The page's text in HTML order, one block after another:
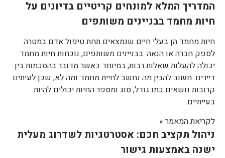
המדריך המלא למונחים קריטיים בדיונים על
חיות מחמד בבניינים משותפים
חיות מחמד הן בעלי חיים שנמצאים תחת טיפול אדם במטרה
לספק חברה או הנאה. בבניינים משותפים, נוכחות חיות מחמד
יכולה להעלות שאלות רבות, במיוחד כאשר מדובר בהסכמות בין
דיירים. חשוב להבין מה נחשב לחיית מחמד ומה לא, שכן לעיתים
קרובות נושאים כמו גודל, סוג ומספר החיות יכולים להיות
בעייתיים.
לקריאת המאמר »
ניהול תקציב חכם: אסטרטגיות לשדרוג מעלית
ישנה באמצעות גישור